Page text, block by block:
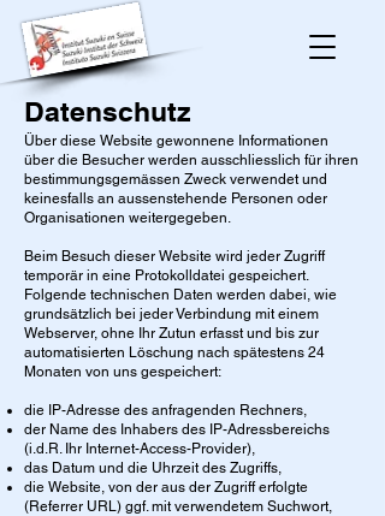
Datenschutz
Über diese Website gewonnene Informationen
über die Besucher werden ausschliesslich für ihren
bestimmungsgemässen Zweck verwendet und
keinesfalls an aussenstehende Personen oder
Organisationen weitergegeben.
Beim Besuch dieser Website wird jeder Zugriff
temporär in eine Protokolldatei gespeichert.
Folgende technischen Daten werden dabei, wie
grundsätzlich bei jeder Verbindung mit einem
Webserver, ohne Ihr Zutun erfasst und bis zur
automatisierten Löschung nach spätestens 24
Monaten von uns gespeichert:
die IP-Adresse des anfragenden Rechners,
der Name des Inhabers des IP-Adressbereichs
(i.d.R. Ihr Internet-Access-Provider),
das Datum und die Uhrzeit des Zugriffs,
die Website, von der aus der Zugriff erfolgte
(Referrer URL) ggf. mit verwendetem Suchwort,